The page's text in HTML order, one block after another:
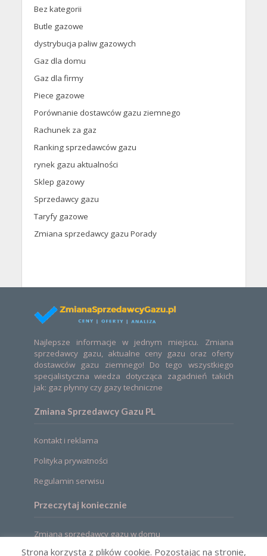
Bez kategorii
Butle gazowe
dystrybucja paliw gazowych
Gaz dla domu
Gaz dla firmy
Piece gazowe
Porównanie dostawców gazu ziemnego
Rachunek za gaz
Ranking sprzedawców gazu
rynek gazu aktualności
Sklep gazowy
Sprzedawcy gazu
Taryfy gazowe
Zmiana sprzedawcy gazu Porady
Najlepsze informacje w jednym miejscu. Zmiana
sprzedawcy gazu, aktualne ceny gazu oraz oferty
dostawców gazu ziemnego! Do tego wszystkiego
specjalistyczna wiedza dotycząca zagadnień takich
jak: gaz płynny czy gazy techniczne
Zmiana Sprzedawcy Gazu PL
Kontakt i reklama
Polityka prywatności
Regulamin serwisu
Przeczytaj koniecznie
Zmiana sprzedawcy gazu w domu
Strona korzysta z plików cookie. Pozostając na stronie,